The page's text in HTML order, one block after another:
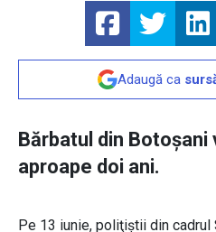
Adaugă ca
Bărbatul din Botoșani
aproape doi ani.
Pe 13 iunie, poliţiştii din